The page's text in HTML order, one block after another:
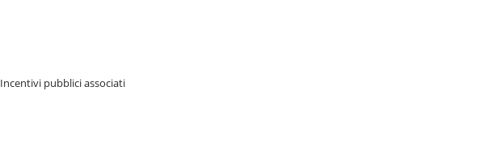
Incentivi pubblici associati